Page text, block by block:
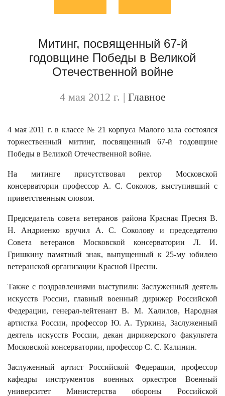
Митинг, посвященный 67-й
годовщине Победы в Великой
Отечественной войне
4 мая 2012 г. | Главное
4 мая 2011 г. в классе № 21 корпуса Малого зала состоялся
торжественный митинг, посвященный 67-й годовщине
Победы в Великой Отечественной войне.
На митинге присутствовал ректор Московской
консерватории профессор А. С. Соколов, выступивший с
приветственным словом.
Председатель совета ветеранов района Красная Пресня В.
Н. Андриенко вручил А. С. Соколову и председателю
Совета ветеранов Московской консерватории Л. И.
Гришкину памятный знак, выпущенный к 25-му юбилею
ветеранской организации Красной Пресни.
Также с поздравлениями выступили: Заслуженный деятель
искусств России, главный военный дирижер Российской
Федерации, генерал-лейтенант В. М. Халилов, Народная
артистка России, профессор Ю. А. Туркина, Заслуженный
деятель искусств России, декан дирижерского факультета
Московской консерватории, профессор С. С. Калинин.
Заслуженный артист Российской Федерации, профессор
кафедры инструментов военных оркестров Военный
университет Министерства обороны Российской